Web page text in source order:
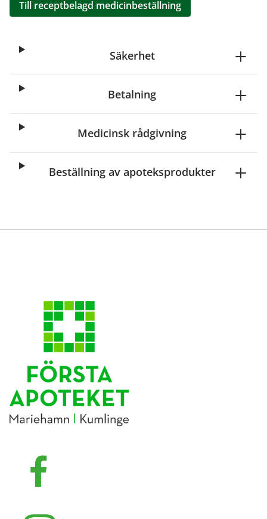
Till receptbelagd medicinbeställning
Säkerhet
Betalning
Medicinsk rådgivning
Beställning av apoteksprodukter